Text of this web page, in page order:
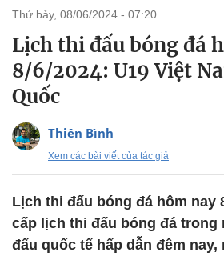
thứ bảy, 08/06/2024 - 07:20
Lịch thi đấu bóng đá
8/6/2024: U19 Việt
Quốc
Thiên Bình
Xem các bài viết của tác giả
Lịch thi đấu bóng đá hôm nay
cấp lịch thi đấu bóng đá trong
đấu quốc tế hấp dẫn đêm nay,